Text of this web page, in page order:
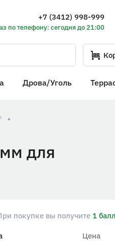
+7 (3412) 998-999
по телефону: сегодня до 21:00
Дрова/Уголь
для
покупке вы получите 1
Цена